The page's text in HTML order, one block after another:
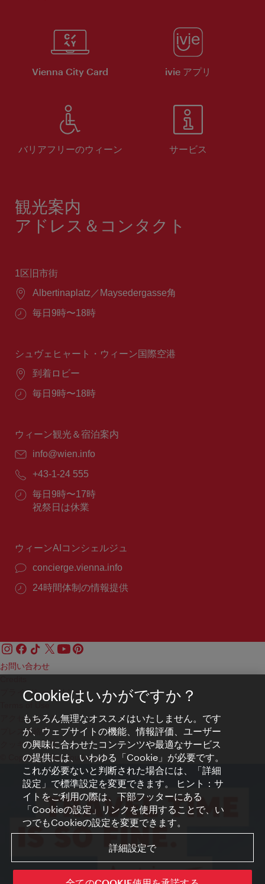
Vienna City Card ivie アプリ
バリアフリーのウィーン サービス
観光案内
アドレス＆コンタクト
1区旧市街
場
Albertinaplatz／Maysedergasse角
営
間：
毎日9時〜18時
シュヴェヒャート・ウィーン国際空港
場
到着ロビー
営
間：
毎日9時〜18時
ウィーン観光＆宿泊案内
E
ー
ル：
info@wien.info
電
番
号：
+43-1-24 555
営
業
毎日9時〜17時
祝祭日は休業
ウィーンAIコンシェルジュ
concierge.vienna.info
24時間体制の情報提供
お問い合わせ
プライバシーポリシー
アクセシビリティ
プレス連絡先
クッキーの設定
© Copyright WienTourismus
Cookieはいかがですか？
もちろん無理なオススメはいたしません。です
が、ウェブサイトの機能、情報評価、ユーザー
の興味に合わせたコンテンツや最適なサービス
の提供には、いわゆる「Cookie」が必要です。
これが必要ないと判断された場合には、「詳細
設定」で標準設定を変更できます。 ヒント：サ
イトをご利用の際は、下部フッターにある
「Cookieの設定」リンクを使用することで、い
つでもCookieの設定を変更できます。
詳細設定で